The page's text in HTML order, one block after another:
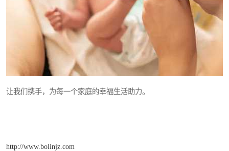
让我们携手，为每一个家庭的幸福生活助力。
http://www.bolinjz.com